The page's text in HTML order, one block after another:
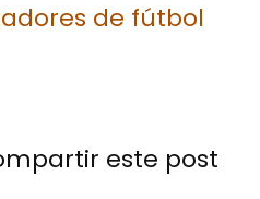
de fútbol
este post